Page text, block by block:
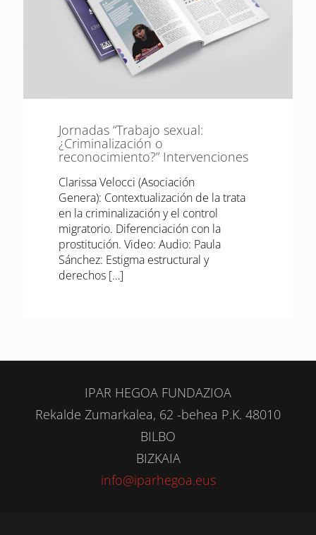
Jornadas “Trabajo sexual:
¿Criminalización o
reconocimiento?” Intervenciones
Clarissa Velocci (Asociación
Genera): Contextualización de la trata
en la criminalización y el control
migratorio. Diferenciación con la
prostitución. Video: Audio: Paula
Sánchez: Estigma estructural y
derechos […]
IPAR HEGOA FUNDAZIOA
Rekalde Zumarkalea, 62 -behea P.K. 48010
BILBO
BIZKAIA
info@iparhegoa.eus